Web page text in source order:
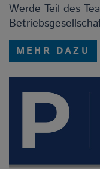
Werde Teil des
MEHR DAZU